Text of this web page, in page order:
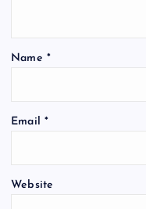
Name *
Email *
Website